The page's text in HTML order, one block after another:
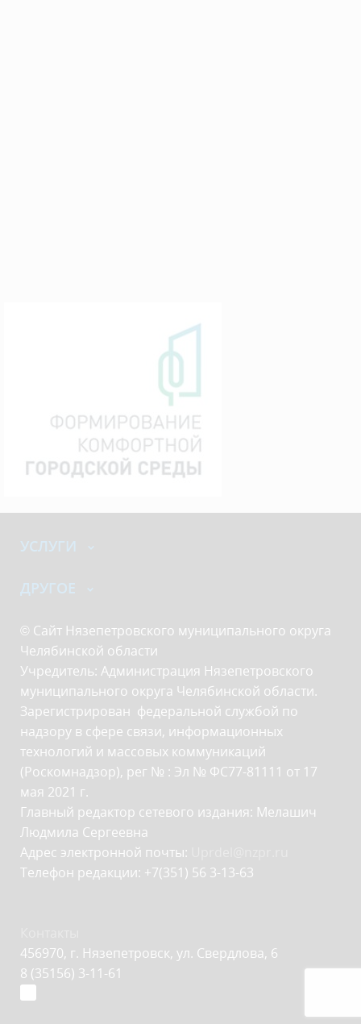
УСЛУГИ
ДРУГОЕ
© Сайт Нязепетровского муниципального округа
Челябинской области
Учредитель: Администрация Нязепетровского
муниципального округа Челябинской области.
Зарегистрирован федеральной службой по
надзору в сфере связи, информационных
технологий и массовых коммуникаций
(Роскомнадзор), рег № : Эл № ФС77-81111 от 17
мая 2021 г.
Главный редактор сетевого издания: Мелашич
Людмила Сергеевна
Адрес электронной почты:
Телефон редакции: +7(351) 56 3-13-63
456970, г. Нязепетровск, ул. Свердлова, 6
8 (35156) 3-11-61